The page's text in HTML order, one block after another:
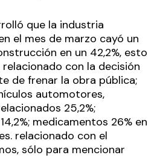
que la industria
el mes de marzo cayó un
en un 42,2%, esto
con la decisión
de frenar la obra pública;
automotores,
25,2%;
medicamentos 26% en
relacionado con el
sólo para mencionar